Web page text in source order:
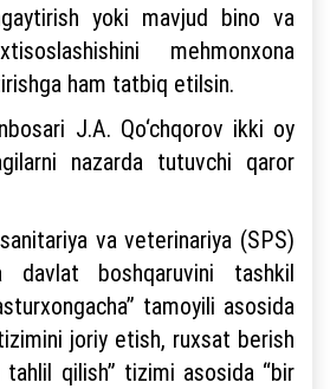
yoki mavjud bino va
mehmonxona
ham tatbiq etilsin.
J.A. Qo‘chqorov ikki oy
nazarda tutuvchi qaror
va veterinariya (SPS)
davlat boshqaruvini tashkil
tamoyili asosida
joriy etish, ruxsat berish
tahlil qilish” tizimi asosida “bir